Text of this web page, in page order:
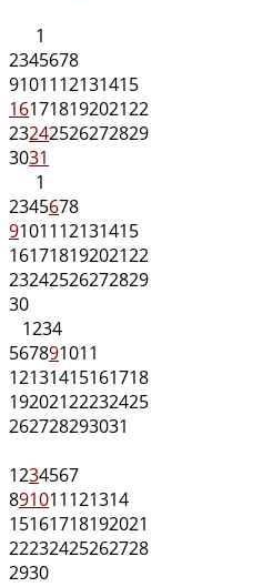
1
2345678
9101112131415
16171819202122
23242526272829
3031
1
2345678
9101112131415
16171819202122
23242526272829
30
1234
567891011
12131415161718
19202122232425
262728293031
1234567
891011121314
15161718192021
22232425262728
2930